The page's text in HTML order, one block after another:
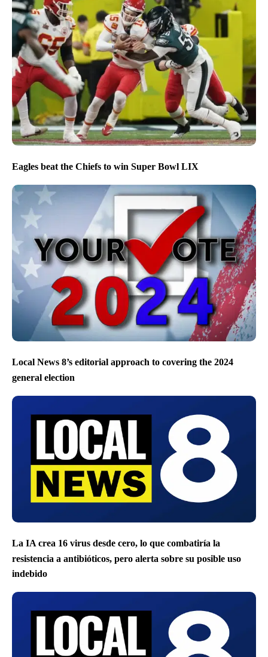
Eagles beat the Chiefs to win Super Bowl LIX
Local News 8’s editorial approach to covering the 2024
general election
La IA crea 16 virus desde cero, lo que combatiría la
resistencia a antibióticos, pero alerta sobre su posible uso
indebido